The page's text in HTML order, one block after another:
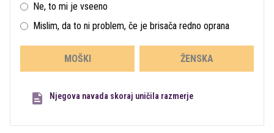
Ne, to mi je vseeno
Mislim, da to ni problem, če je brisača redno oprana
MOŠKI ŽENSKA
Njegova navada skoraj uničila razmerje